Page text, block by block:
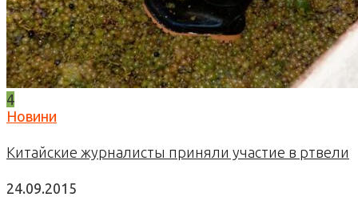
4
Новини
Китайские журналисты приняли участие в ртвели
24.09.2015